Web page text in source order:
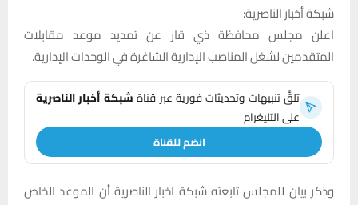
شبكة أخبار الناصرية:
اعلن مجلس محافظة ذي قار عن تمديد موعد مقابلات
المتقدمين لشغل المناصب الإدارية الشاغرة في الوحدات الإدارية.
تلقَّ تنبيهات وتحديثات فورية عبر قناةشبكة أخبار الناصرية
على التليغرام
انضم للقناة
وذكر بيان للمجلس تابعته شبكة اخبار الناصرية أن الموعد الخاص